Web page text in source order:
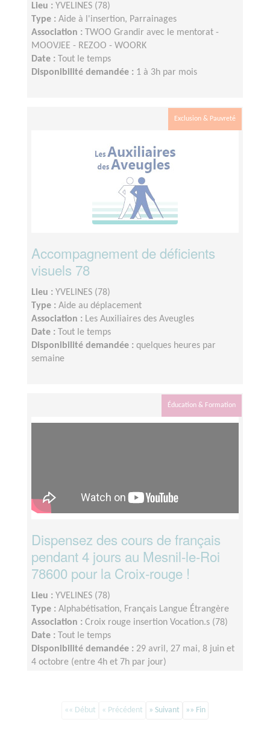
Lieu : YVELINES (78)
Type : Aide à l'insertion, Parrainages
Association :
TWOO Grandir avec le mentorat -
MOOVJEE - REZOO - WOORK
Date :
Tout le temps
Disponibilité demandée : 1 à 3h par mois
Exclusion & Pauvreté
Accompagnement de déficients
visuels 78
Lieu : YVELINES (78)
Type : Aide au déplacement
Association : Les Auxiliaires des Aveugles
Date :
Tout le temps
Disponibilité demandée : quelques heures par
semaine
Éducation & Formation
Dispensez des cours de français
pendant 4 jours au Mesnil-le-Roi
78600 pour la Croix-rouge !
Lieu : YVELINES (78)
Type : Alphabétisation, Français Langue Étrangère
Association : Croix rouge insertion Vocation.s (78)
Date :
Tout le temps
Disponibilité demandée : 29 avril, 27 mai, 8 juin et
4 octobre (entre 4h et 7h par jour)
«« Début « Précédent » Suivant »» Fin